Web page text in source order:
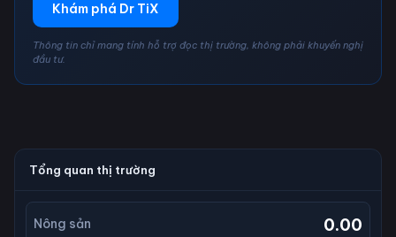
Khám phá Dr TiX
Thông tin chỉ mang tính hỗ trợ đọc thị trường, không phải khuyến nghị
đầu tư.
Tổng quan thị trường
Nông sản 0.00